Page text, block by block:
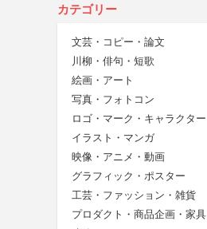
カテゴリー
文芸・コピー・論文
川柳・俳句・短歌
絵画・アート
写真・フォトコン
ロゴ・マーク・キャラクター
イラスト・マンガ
映像・アニメ・動画
グラフィック・ポスター
工芸・ファッション・雑貨
プロダクト・商品企画・家具